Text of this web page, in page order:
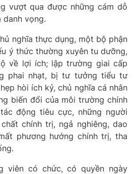
vượt qua được những cám dỗ
vọng.
nghĩa thực dụng, một bộ phận
ý thức thường xuyên tu dưỡng,
về lợi ích; lập trường giai cấp
phai nhạt, bị tư tưởng tiểu tư
hòi ích kỷ, chủ nghĩa cá nhân
biến đổi của môi trường chính
động tiêu cực, những người
chính trị, ngả nghiêng, dao
phương hướng chính trị, tha
viên có chức, có quyền ngày